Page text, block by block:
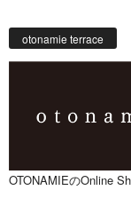
otonamie terrace
OTONAMIEのOnline